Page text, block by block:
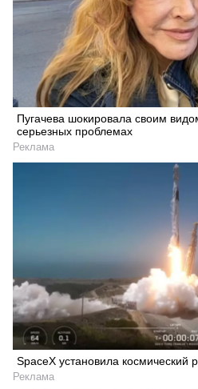
Пугачева шокировала своим
серьезных проблемах
Реклама
SpaceX установила космический
Реклама